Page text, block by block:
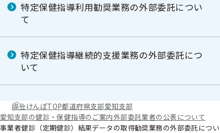
特定保健指導利用勧奨業務の外部委託につい
て
特定保健指導継続的支援業務の外部委託につ
いて
協会けんぽTOP都道府県支部愛知支部
愛知支部の健診・保健指導のご案内外部委託業者の公表について
事業者健診（定期健診）結果データの取得勧奨業務の外部委託につい